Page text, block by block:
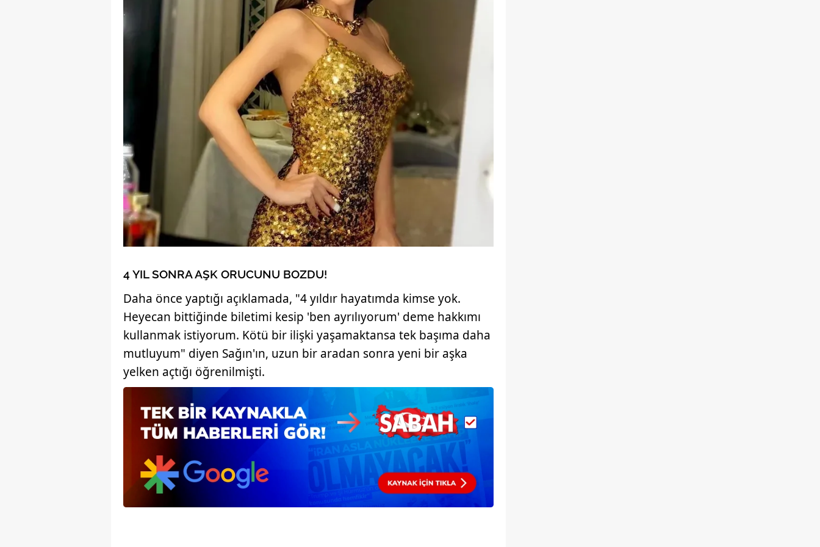
mevzuata uygun olarak kullanılan çerezlerle ilgili bilgi almak için lütfen
tıklayınız
4 YIL SONRA AŞK ORUCUNU BOZDU!
Daha önce yaptığı açıklamada, "4 yıldır hayatımda kimse yok.
Heyecan bittiğinde biletimi kesip 'ben ayrılıyorum' deme hakkımı
kullanmak istiyorum. Kötü bir ilişki yaşamaktansa tek başıma daha
mutluyum" diyen Sağın'ın, uzun bir aradan sonra yeni bir aşka
yelken açtığı öğrenilmişti.